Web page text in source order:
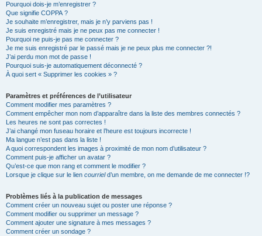
Pourquoi dois-je m’enregistrer ?
Que signifie COPPA ?
Je souhaite m’enregistrer, mais je n’y parviens pas !
Je suis enregistré mais je ne peux pas me connecter !
Pourquoi ne puis-je pas me connecter ?
Je me suis enregistré par le passé mais je ne peux plus me connecter ?!
J’ai perdu mon mot de passe !
Pourquoi suis-je automatiquement déconnecté ?
À quoi sert « Supprimer les cookies » ?
Paramètres et préférences de l’utilisateur
Comment modifier mes paramètres ?
Comment empêcher mon nom d’apparaître dans la liste des membres connectés ?
Les heures ne sont pas correctes !
J’ai changé mon fuseau horaire et l’heure est toujours incorrecte !
Ma langue n’est pas dans la liste !
A quoi correspondent les images à proximité de mon nom d’utilisateur ?
Comment puis-je afficher un avatar ?
Qu’est-ce que mon rang et comment le modifier ?
Lorsque je clique sur le lien courrield’un membre, on me demande de me connecter !?
Problèmes liés à la publication de messages
Comment créer un nouveau sujet ou poster une réponse ?
Comment modifier ou supprimer un message ?
Comment ajouter une signature à mes messages ?
Comment créer un sondage ?